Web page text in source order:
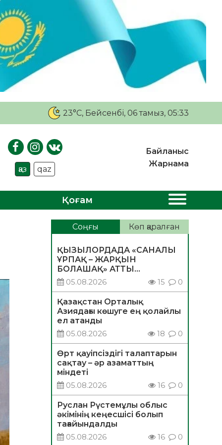
23°C, Бейсенбі, 06 тамыз, 05:33
қаз qaz
Байланыс
Жарнама
Қоғам
Соңғы Көп қаралған
ҚЫЗЫЛОРДАДА «САНАЛЫ
ҰРПАҚ – ЖАРҚЫН
БОЛАШАҚ» АТТЫ
КЕҢЕЙТІЛГЕН МӘЖІЛІС
ӨТТІ
05.08.2026 15 0
Қазақстан Орталық
Азиядағы көшуге ең қолайлы
ел атанды
05.08.2026
18 0
Өрт қауіпсіздігі талаптарын
сақтау – әр азаматтың
міндеті
05.08.2026
16 0
Руслан Рүстемұлы облыс
әкімінің кеңесшісі болып
тағайындалды
05.08.2026
16 0